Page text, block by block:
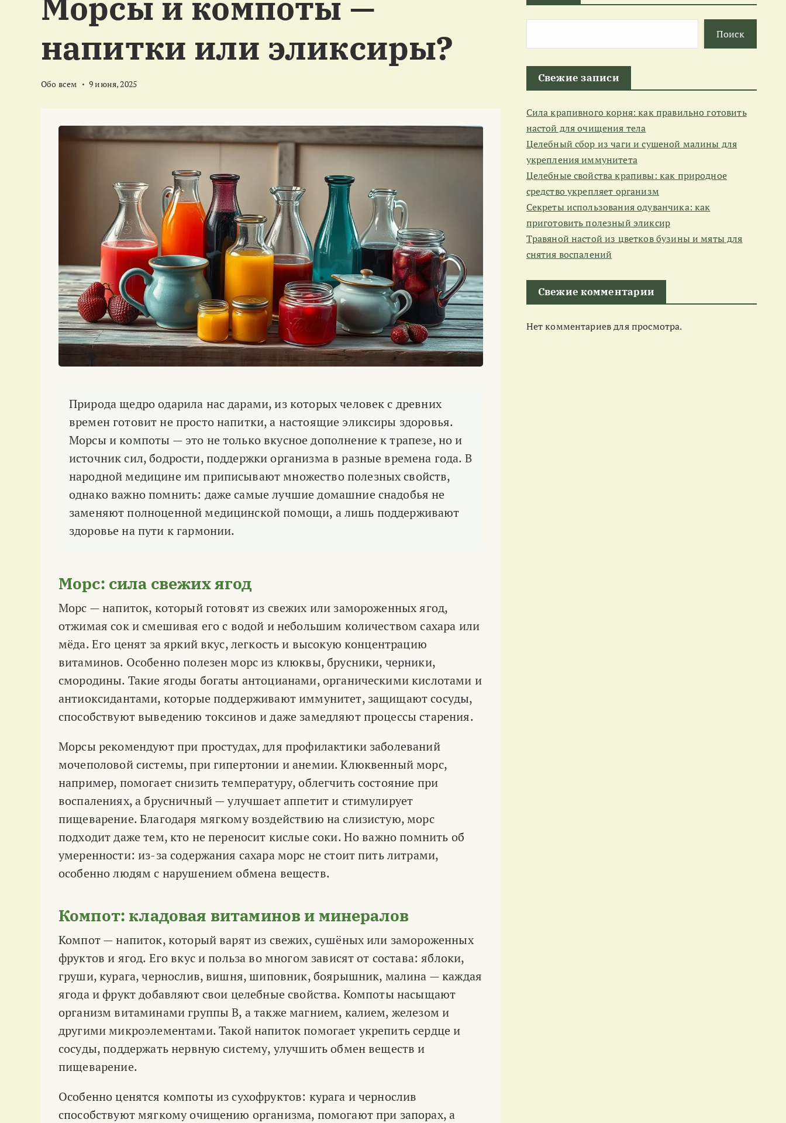
напитки или эликсиры?
Обо всем 9 июня, 2025
Природа щедро одарила нас дарами, из которых человек с древних
времен готовит не просто напитки, а настоящие эликсиры здоровья.
Морсы и компоты — это не только вкусное дополнение к трапезе, но и
источник сил, бодрости, поддержки организма в разные времена года. В
народной медицине им приписывают множество полезных свойств,
однако важно помнить: даже самые лучшие домашние снадобья не
заменяют полноценной медицинской помощи, а лишь поддерживают
здоровье на пути к гармонии.
Морс: сила свежих ягод
Морс — напиток, который готовят из свежих или замороженных ягод,
отжимая сок и смешивая его с водой и небольшим количеством сахара или
мёда. Его ценят за яркий вкус, легкость и высокую концентрацию
витаминов. Особенно полезен морс из клюквы, брусники, черники,
смородины. Такие ягоды богаты антоцианами, органическими кислотами и
антиоксидантами, которые поддерживают иммунитет, защищают сосуды,
способствуют выведению токсинов и даже замедляют процессы старения.
Морсы рекомендуют при простудах, для профилактики заболеваний
мочеполовой системы, при гипертонии и анемии. Клюквенный морс,
например, помогает снизить температуру, облегчить состояние при
воспалениях, а брусничный — улучшает аппетит и стимулирует
пищеварение. Благодаря мягкому воздействию на слизистую, морс
подходит даже тем, кто не переносит кислые соки. Но важно помнить об
умеренности: из-за содержания сахара морс не стоит пить литрами,
особенно людям с нарушением обмена веществ.
Компот: кладовая витаминов и минералов
Компот — напиток, который варят из свежих, сушёных или замороженных
фруктов и ягод. Его вкус и польза во многом зависят от состава: яблоки,
груши, курага, чернослив, вишня, шиповник, боярышник, малина — каждая
ягода и фрукт добавляют свои целебные свойства. Компоты насыщают
организм витаминами группы B, а также магнием, калием, железом и
другими микроэлементами. Такой напиток помогает укрепить сердце и
сосуды, поддержать нервную систему, улучшить обмен веществ и
пищеварение.
Особенно ценятся компоты из сухофруктов: курага и чернослив
способствуют мягкому очищению организма, помогают при запорах, а
Поиск
Свежие записи
Сила крапивного корня: как правильно готовить
настой для очищения тела
Целебный сбор из чаги и сушеной малины для
укрепления иммунитета
Целебные свойства крапивы: как природное
средство укрепляет организм
Секреты использования одуванчика: как
приготовить полезный эликсир
Травяной настой из цветков бузины и мяты для
снятия воспалений
Свежие комментарии
Нет комментариев для просмотра.